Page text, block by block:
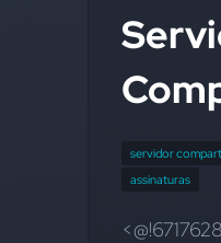
servidor
assinaturas